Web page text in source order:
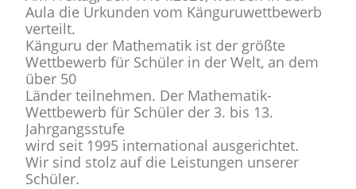
Aula die Urkunden vom Känguruwettbewerb
verteilt.
Känguru der Mathematik ist der größte
Wettbewerb für Schüler in der Welt, an dem
über 50
Länder teilnehmen. Der Mathematik-
Wettbewerb für Schüler der 3. bis 13.
Jahrgangsstufe
wird seit 1995 international ausgerichtet.
Wir sind stolz auf die Leistungen unserer
Schüler.